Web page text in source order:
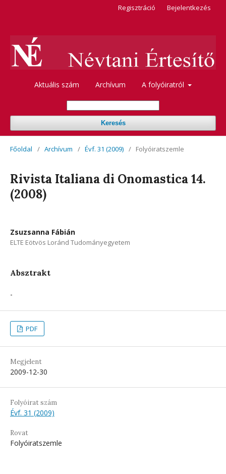
Aktuális szám Archívum A folyóiratról
Keresés
Regisztráció Bejelentkezés
Főoldal / Archívum / Évf. 31 (2009) / Folyóiratszemle
Rivista Italiana di Onomastica 14.
(2008)
Zsuzsanna Fábián
ELTE Eötvös Loránd Tudományegyetem
Absztrakt
-
PDF
Megjelent
2009-12-30
Folyóirat szám
Évf. 31 (2009)
Rovat
Folyóiratszemle